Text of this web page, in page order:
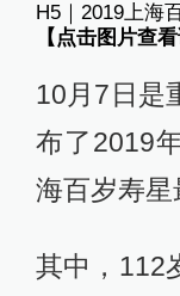
H5｜2019上海
【点击图片查看
10月7日是
布了2019
海百岁寿星
其中，112